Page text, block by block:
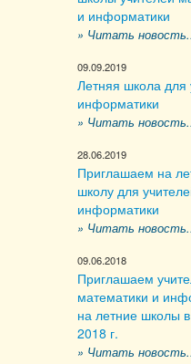
и информатики
» Читать
09.09.2019
Летняя школа для
информатики
» Читать
28.06.2019
Приглашаем на
школу для
информатики
» Читать
09.06.2018
Приглашаем
математики и
на летние школы в
2018 г.
» Читать